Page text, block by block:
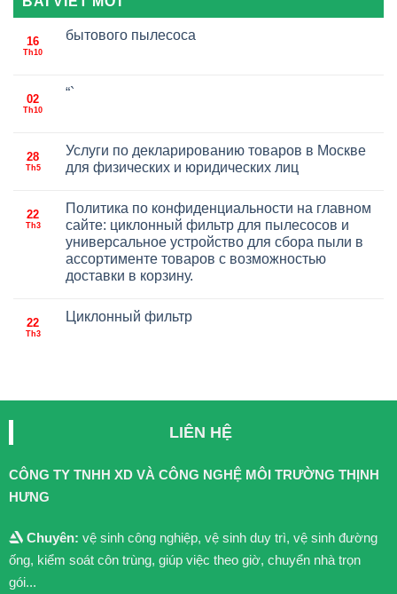
16
Th10
бытового пылесоса
02
Th10
“`
28
Th5
Услуги по декларированию товаров в Москве
для физических и юридических лиц
22
Th3
Политика по конфиденциальности на главном
сайте: циклонный фильтр для пылесосов и
универсальное устройство для сбора пыли в
ассортименте товаров с возможностью
доставки в корзину.
22
Th3
Циклонный фильтр
LIÊN HỆ
CÔNG TY TNHH XD VÀ CÔNG NGHỆ MÔI TRƯỜNG THỊNH
HƯNG
Chuyên: vệ sinh công nghiệp, vệ sinh duy trì, vệ sinh đường
ống, kiểm soát côn trùng, giúp việc theo giờ, chuyển nhà trọn
gói...